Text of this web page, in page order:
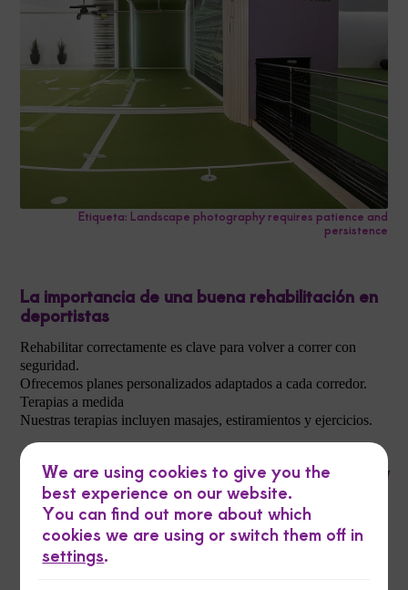
Etiqueta: Landscape photography requires patience and
persistence
La importancia de una buena rehabilitación en
deportistas
Rehabilitar correctamente es clave para volver a correr con
seguridad.
Ofrecemos planes personalizados adaptados a cada corredor.
Terapias a medida
Nuestras terapias incluyen masajes, estiramientos y ejercicios.
Contamos con equipamiento de última
generación para tus sesiones.
Nuestro equipo está altamente cualificado y tiene amplia
experiencia.
We are using cookies to give you the
best experience on our website.
You can find out more about which
cookies we are using or switch them off in
settings.